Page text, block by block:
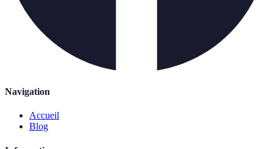
Navigation
Accueil
Blog